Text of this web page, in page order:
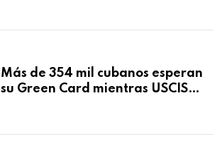
Más de 354 mil cubanos esperan
su Green Card mientras USCIS